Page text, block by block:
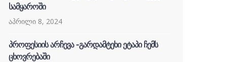
სამყაროში
აპრილი 8, 2024
პროფესიის არჩევა -გარდამტეხი ეტაპი ჩემს
ცხოვრებაში